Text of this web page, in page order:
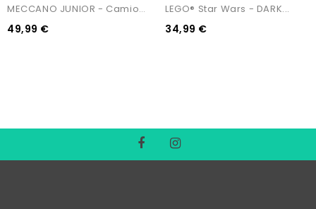
MECCANO JUNIOR - Camion Dei...
49,99 €
LEGO® Star Wars - DARK...
34,99 €